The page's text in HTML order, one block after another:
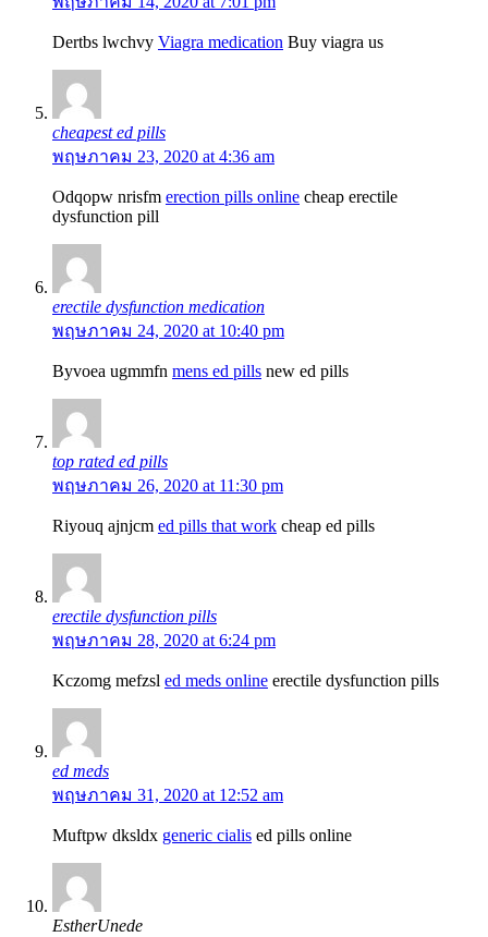
Dertbs lwchvy Viagra medication Buy viagra us
cheapest ed pills
พฤษภาคม 23, 2020 at 4:36 am
Odqopw nrisfm erection pills online cheap erectile
dysfunction pill
erectile dysfunction medication
พฤษภาคม 24, 2020 at 10:40 pm
Byvoea ugmmfn mens ed pills new ed pills
top rated ed pills
พฤษภาคม 26, 2020 at 11:30 pm
Riyouq ajnjcm ed pills that work cheap ed pills
erectile dysfunction pills
พฤษภาคม 28, 2020 at 6:24 pm
Kczomg mefzsl ed meds online erectile dysfunction pills
ed meds
พฤษภาคม 31, 2020 at 12:52 am
Muftpw dksldx generic cialis ed pills online
EstherUnede